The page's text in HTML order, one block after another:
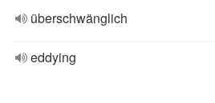
überschwänglich
eddying